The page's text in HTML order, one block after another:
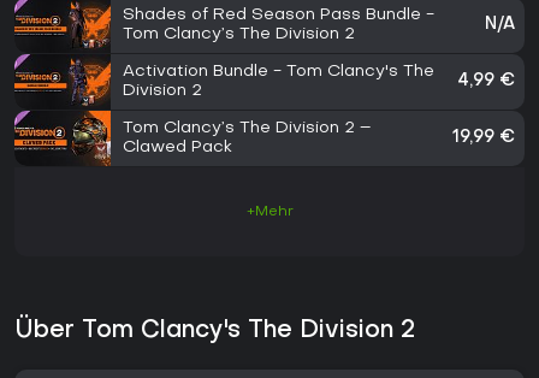
Shades of Red Season Pass Bundle -
Tom Clancy’s The Division 2
N/A
Activation Bundle - Tom Clancy's The
Division 2
4,99 €
Tom Clancy’s The Division 2 –
Clawed Pack
19,99 €
+Mehr
Über Tom Clancy's The Division 2